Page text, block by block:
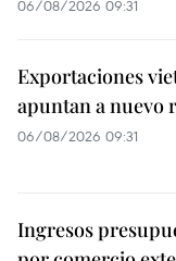
06/08/2026 09:31
Exportaciones
apuntan a nuevo
06/08/2026 09:31
Ingresos